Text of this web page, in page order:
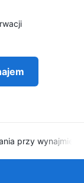
przy wynajmie